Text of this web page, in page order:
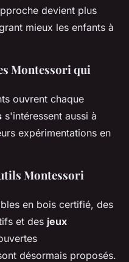
devient plus
mieux les enfants à
Montessori qui
ouvrent chaque
s'intéressent aussi à
expérimentations en
Montessori
en bois certifié, des
et des jeux
désormais proposés.